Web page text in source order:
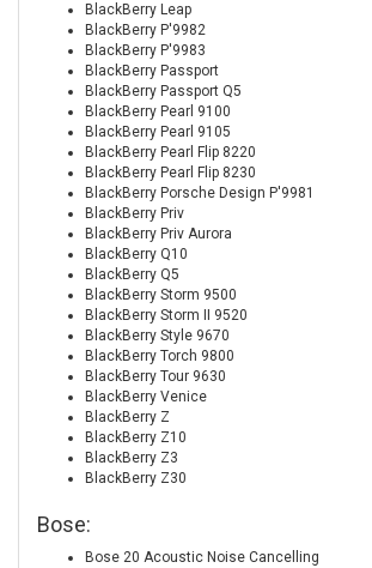
BlackBerry Leap
BlackBerry P'9982
BlackBerry P'9983
BlackBerry Passport
BlackBerry Passport Q5
BlackBerry Pearl 9100
BlackBerry Pearl 9105
BlackBerry Pearl Flip 8220
BlackBerry Pearl Flip 8230
BlackBerry Porsche Design P'9981
BlackBerry Priv
BlackBerry Priv Aurora
BlackBerry Q10
BlackBerry Q5
BlackBerry Storm 9500
BlackBerry Storm II 9520
BlackBerry Style 9670
BlackBerry Torch 9800
BlackBerry Tour 9630
BlackBerry Venice
BlackBerry Z
BlackBerry Z10
BlackBerry Z3
BlackBerry Z30
Bose:
Bose 20 Acoustic Noise Cancelling